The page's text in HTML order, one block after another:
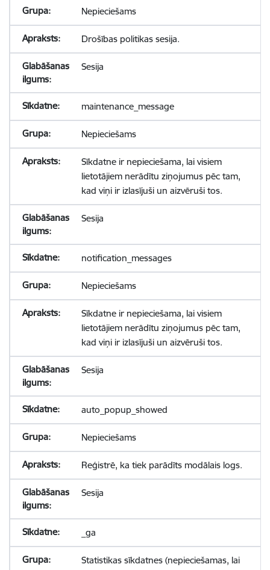
Nepieciešams
Drošības politikas sesija.
Sesija
maintenance_message
Nepieciešams
Sīkdatne ir nepieciešama, lai visiem
lietotājiem nerādītu ziņojumus pēc tam,
kad viņi ir izlasījuši un aizvēruši tos.
Sesija
notification_messages
Nepieciešams
Sīkdatne ir nepieciešama, lai visiem
lietotājiem nerādītu ziņojumus pēc tam,
kad viņi ir izlasījuši un aizvēruši tos.
Sesija
auto_popup_showed
Nepieciešams
Reģistrē, ka tiek parādīts modālais logs.
Sesija
_ga
Statistikas sīkdatnes (nepieciešamas, lai